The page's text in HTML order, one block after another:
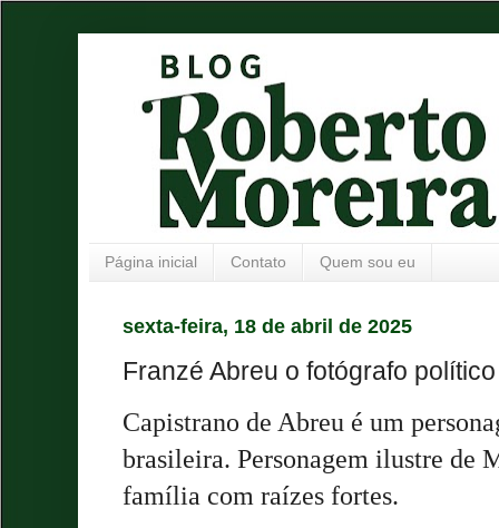
Página inicial Contato Quem sou eu
sexta-feira, 18 de abril de 2025
Franzé Abreu o fotógrafo
Capistrano de Abreu é um
brasileira. Personagem ilustre de
família com raízes fortes.